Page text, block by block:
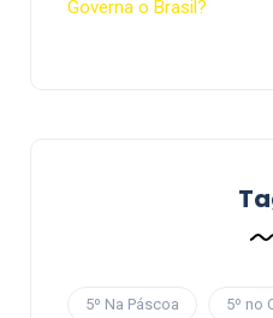
Governa o Brasil?
5º Na Páscoa 5º no